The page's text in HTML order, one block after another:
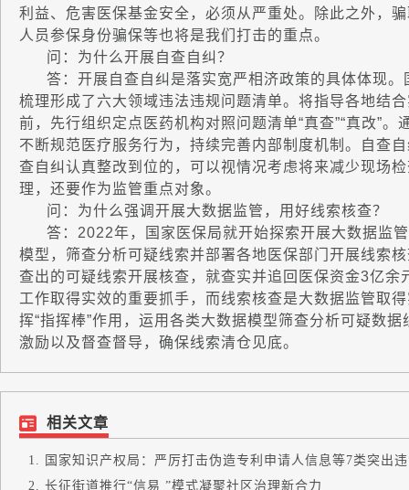
利益、危害医保基金安全，必须从严重处。除此之外，
人员参保身份骗保等也将是我们打击的重点。
问：为什么开展自查自纠？
答：开展自查自纠是落实宽严相济政策的具体体现。
梳理形成了六大领域违法违规问题清单。将指导各地结
前，先行组织定点医药机构对照问题清单“真查”“真改”
不断规范医疗服务行为，持续完善内部制度机制。自查
查自纠认真整改到位的，可以视情况考虑将来减少现场
理，还要作为监管重点对象。
问：为什么强调开展大数据监管，用好线索核查？
答：2022年，国家医保局就开始探索开展大数据监
模型，筛查分析可疑线索并部署各地医保部门开展线索
查出的可疑线索开展核查，就查实并追回医保资金3亿
工作取得实效的重要抓手，而线索核查是大数据监管取
挥“指挥棒”作用，运用各类大数据模型筛查分析可疑数
激励以及督查督导，确保线索清仓见底。
相关文章
国家知识产权局：严厉打击伪造专利申请人信息等7类突出
长征街道推行“信易 ”模式凝聚社区治理新合力